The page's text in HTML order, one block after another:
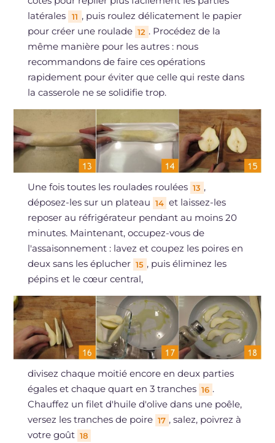
latérales
11 , puis roulez délicatement le papier
pour créer une roulade 12 . Procédez de la
même manière pour les autres : nous
recommandons de faire ces opérations
rapidement pour éviter que celle qui reste dans
la casserole ne se solidifie trop.
Une fois toutes les roulades roulées 13 ,
déposez-les sur un plateau 14 et laissez-les
reposer au réfrigérateur pendant au moins 20
minutes. Maintenant, occupez-vous de
l'assaisonnement : lavez et coupez les poires en
deux sans les éplucher 15 , puis éliminez les
pépins et le cœur central,
divisez chaque moitié encore en deux parties
égales et chaque quart en 3 tranches 16 .
Chauffez un filet d'huile d'olive dans une poêle,
versez les tranches de poire 17 , salez, poivrez à
votre goût 18